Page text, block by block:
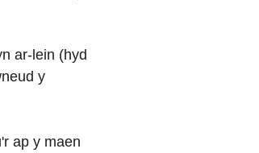
ar-lein (hyd
y
ap y maen